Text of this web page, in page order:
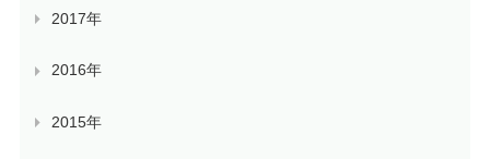
2017年
2016年
2015年